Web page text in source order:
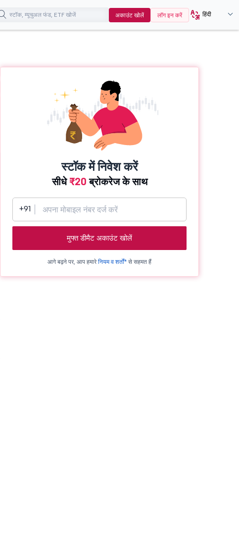
अकाउंट खोलें लॉग इन करें हिंदी
स्टॉक में निवेश करें
सीधे₹20ब्रोकरेज के साथ
+91
मुफ्त डीमैट अकाउंट खोलें
आगे बढ़ने पर, आप हमारेनियम व शर्तों* से सहमत हैं